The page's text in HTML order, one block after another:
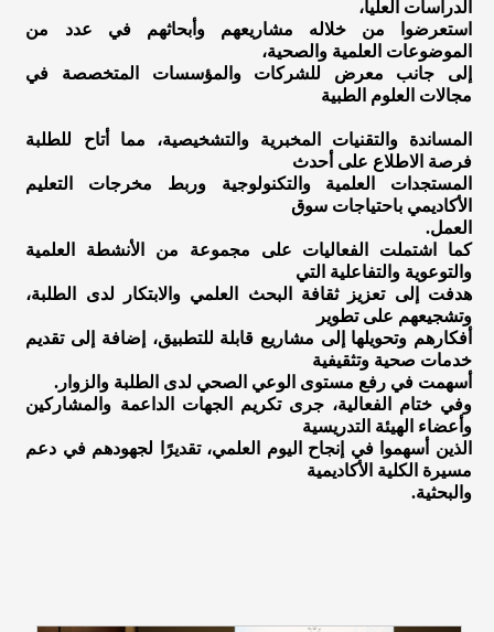
الدراسات العليا،
استعرضوا من خلاله مشاريعهم وأبحاثهم في عدد من
الموضوعات العلمية والصحية،
إلى جانب معرض للشركات والمؤسسات المتخصصة في
مجالات العلوم الطبية
المساندة والتقنيات المخبرية والتشخيصية، مما أتاح للطلبة
فرصة الاطلاع على أحدث
المستجدات العلمية والتكنولوجية وربط مخرجات التعليم
الأكاديمي باحتياجات سوق
العمل.
كما اشتملت الفعاليات على مجموعة من الأنشطة العلمية
والتوعوية والتفاعلية التي
هدفت إلى تعزيز ثقافة البحث العلمي والابتكار لدى الطلبة،
وتشجيعهم على تطوير
أفكارهم وتحويلها إلى مشاريع قابلة للتطبيق، إضافة إلى تقديم
خدمات صحية وتثقيفية
أسهمت في رفع مستوى الوعي الصحي لدى الطلبة والزوار.
وفي ختام الفعالية، جرى تكريم الجهات الداعمة والمشاركين
وأعضاء الهيئة التدريسية
الذين أسهموا في إنجاح اليوم العلمي، تقديرًا لجهودهم في دعم
مسيرة الكلية الأكاديمية
والبحثية.